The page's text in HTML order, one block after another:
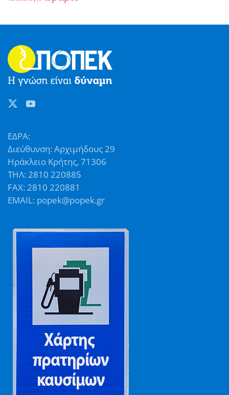
ΕΔΡΑ:
Διεύθυνση: Αρχιμήδους 29
Ηράκλειο Κρήτης, 71306
ΤΗΛ: 2810 220885
FAX: 2810 220881
EMAIL: popek@popek.gr